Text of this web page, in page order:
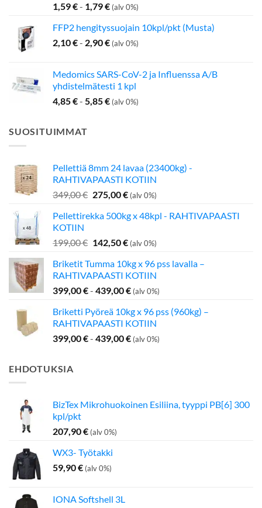
1,59€- 1,79€ (alv 0%)
FFP2 hengityssuojain 10kpl/pkt (Musta)
2,10€- 2,90€ (alv 0%)
Medomics SARS-CoV-2 ja Influenssa A/B
yhdistelmätesti 1 kpl
4,85€- 5,85€ (alv 0%)
SUOSITUIMMAT
Pellettiä 8mm 24 lavaa (23400kg) -
RAHTIVAPAASTI KOTIIN
349,00€ Alkuperäinen
oli:
275,00€Nykyinen
on:
(alv 0%)
Pellettirekka 500kg x 48kpl - RAHTIVAPAASTI
KOTIIN
199,00€ Alkuperäinen
oli:
199,00 €.
142,50€Nykyinen
on:
142,50 €.
(alv 0%)
Briketit Tumma 10kg x 96 pss lavalla –
RAHTIVAPAASTI KOTIIN
399,00€- 439,00€ (alv 0%)
Briketti Pyöreä 10kg x 96 pss (960kg) –
RAHTIVAPAASTI KOTIIN
399,00€- 439,00€ (alv 0%)
EHDOTUKSIA
BizTex Mikrohuokoinen Esiliina, tyyppi PB[6] 300
kpl/pkt
207,90€ (alv 0%)
WX3- Työtakki
59,90€ (alv 0%)
IONA Softshell 3L